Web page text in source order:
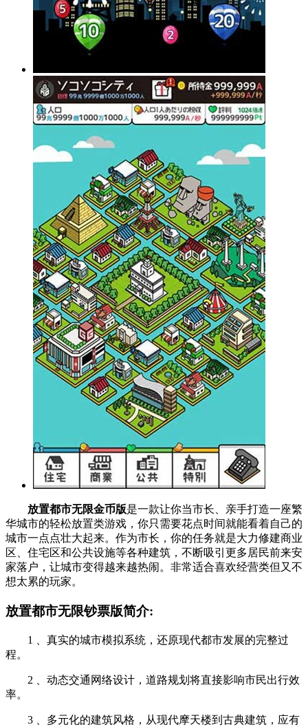
放置都市无限金币版是一款让你当市长、亲手打造一座繁
华城市的轻松放置类游戏，你只需要花点时间就能看着自己的
城市一点点壮大起来。作为市长，你的任务就是大力修建商业
区、住宅区和公共设施等各种建筑，不断吸引更多居民前来安
家落户，让城市变得越来越热闹。非常适合喜欢经营类但又不
想太累的玩家。
放置都市无限钞票版简介:
1 、真实的城市模拟系统，还原现代都市发展的完整过
程。
2 、动态交通网络设计，道路规划将直接影响市民出行效
率。
3 、多元化的建筑风格，从现代摩天楼到古典建筑，应有